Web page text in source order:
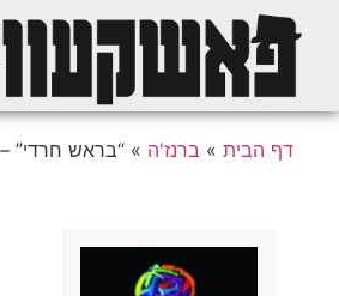
דף הבית » ברנז'ה »“בראש חרדי”